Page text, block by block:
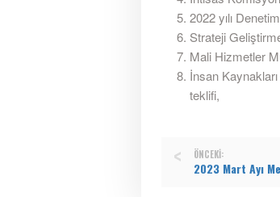
2022 yılı
Strateji
Mali Hizmetler
İnsan
teklifi,
ÖNCEKI:
2023 Mart Ayı